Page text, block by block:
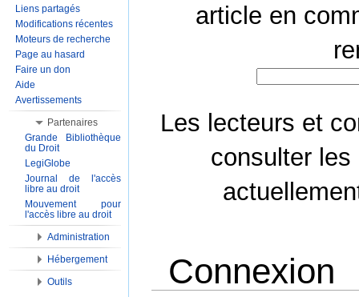
article en
Les lecteurs et
consulter les
Connexion
Liens partagés
Modifications récentes
Moteurs de recherche
Page au hasard
Faire un don
Aide
Avertissements
Partenaires
Grande Bibliothèque
du Droit
LegiGlobe
Journal de l'accès
libre au droit
Mouvement pour
l'accès libre au droit
Administration
Hébergement
Outils